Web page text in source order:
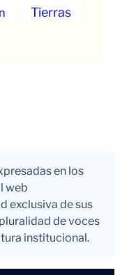
Tierras
en los
web
exclusiva de sus
de voces
institucional.